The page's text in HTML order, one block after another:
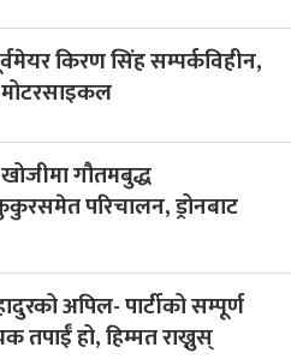
किरण सिंह सम्पर्कविहीन,
गौतमबुद्ध
परिचालन, ड्रोनबाट
अपिल- पार्टीको सम्पूर्ण
तपाईँ हो, हिम्मत राख्नुस्